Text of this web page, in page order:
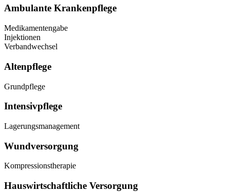
Ambulante Krankenpflege
Medikamentengabe
Injektionen
Verbandwechsel
Altenpflege
Grundpflege
Intensivpflege
Lagerungsmanagement
Wundversorgung
Kompressionstherapie
Hauswirtschaftliche Versorgung